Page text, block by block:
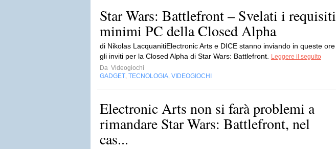
Star Wars: Battlefront – Svelati i requisiti
minimi PC della Closed Alpha
di Nikolas LacquanitiElectronic Arts e DICE stanno inviando in queste ore
gli inviti per la Closed Alpha di Star Wars: Battlefront.
Leggere il seguito
Da Videogiochi
GADGET TECNOLOGIA VIDEOGIOCHI
Electronic Arts non si farà problemi a
rimandare Star Wars: Battlefront, nel
cas...